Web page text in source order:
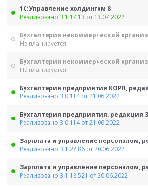
1С:Управление холдингом 8
Реализовано 3.1.17.13 от 13.07.2022
Бухгалтерия некоммерческой
Не планируется
Бухгалтерия некоммерческой
Не планируется
Бухгалтерия предприятия КОРП,
Реализовано 3.0.114 от 21.06.2022
Бухгалтерия предприятия, редакция
Реализовано 3.0.114 от 21.06.2022
Зарплата и управление персоналом,
Реализовано 3.1.22.86 от 20.06.2022
Зарплата и управление персоналом,
Реализовано 3.1.18.521 от 20.06.2022